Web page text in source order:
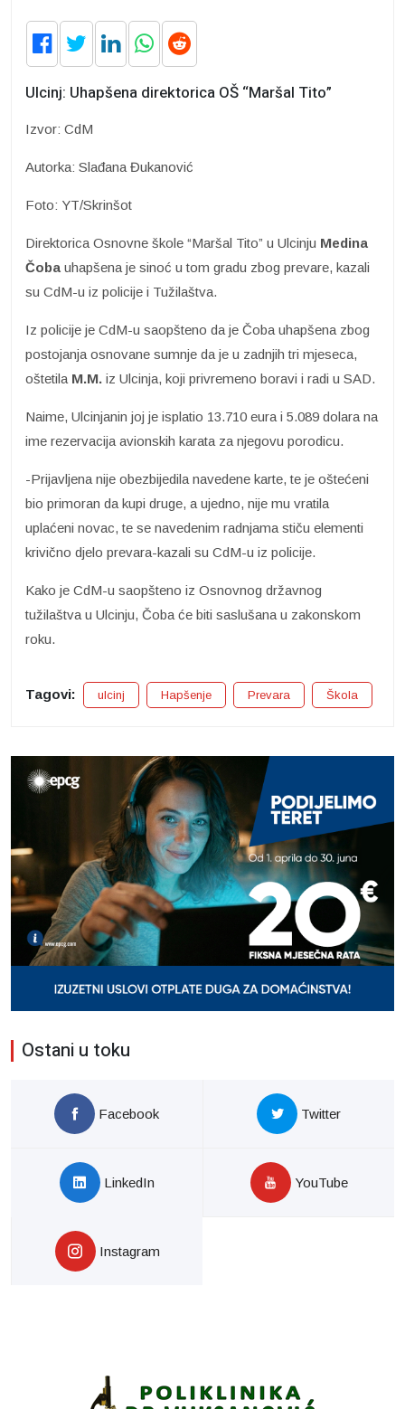
Ulcinj: Uhapšena direktorica OŠ “Maršal Tito”
Izvor: CdM
Autorka: Slađana Đukanović
Foto: YT/Skrinšot
Direktorica Osnovne škole “Maršal Tito” u Ulcinju Medina
Čoba uhapšena je sinoć u tom gradu zbog prevare, kazali
su CdM-u iz policije i Tužilaštva.
Iz policije je CdM-u saopšteno da je Čoba uhapšena zbog
postojanja osnovane sumnje da je u zadnjih tri mjeseca,
oštetila M.M. iz Ulcinja, koji privremeno boravi i radi u SAD.
Naime, Ulcinjanin joj je isplatio 13.710 eura i 5.089 dolara na
ime rezervacija avionskih karata za njegovu porodicu.
-Prijavljena nije obezbijedila navedene karte, te je oštećeni
bio primoran da kupi druge, a ujedno, nije mu vratila
uplaćeni novac, te se navedenim radnjama stiču elementi
krivično djelo prevara-kazali su CdM-u iz policije.
Kako je CdM-u saopšteno iz Osnovnog državnog
tužilaštva u Ulcinju, Čoba će biti saslušana u zakonskom
roku.
Tagovi: ulcinj Hapšenje Prevara Škola
Ostani u toku
Facebook Twitter
LinkedIn YouTube
Instagram